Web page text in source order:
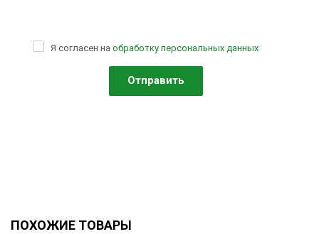
Я согласен на обработку персональных данных
ПОХОЖИЕ ТОВАРЫ